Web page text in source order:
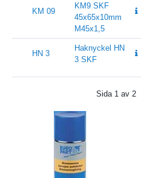
KM 09
KM9 SKF
45x65x10mm
M45x1,5
HN 3
Haknyckel HN
3 SKF
Sida 1 av 2